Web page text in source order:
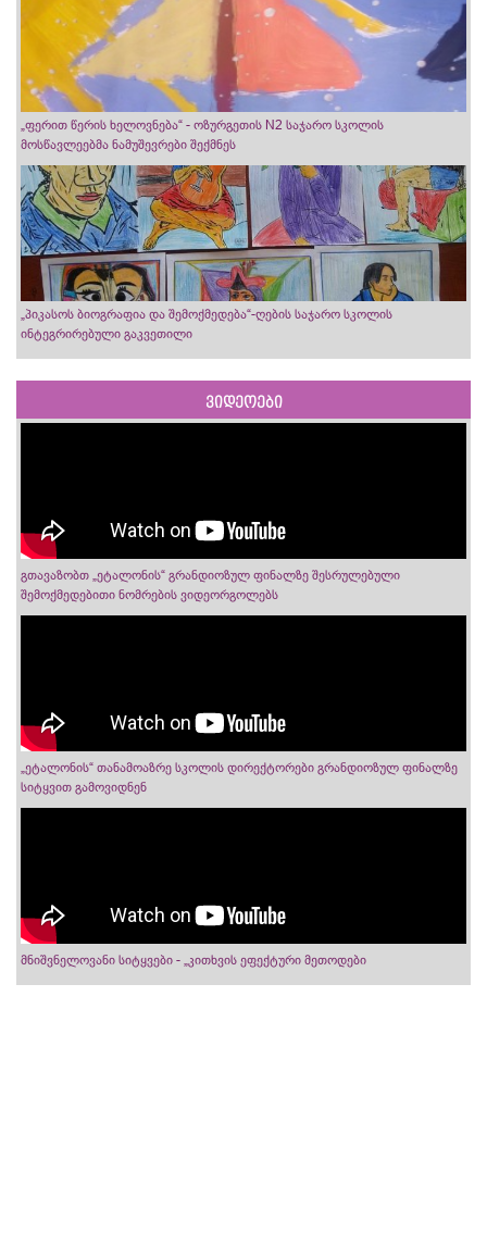
„ფერით წერის ხელოვნება“ - ოზურგეთის N2 საჯარო სკოლის
მოსწავლეებმა ნამუშევრები შექმნეს
„პიკასოს ბიოგრაფია და შემოქმედება“-ღების საჯარო სკოლის
ინტეგრირებული გაკვეთილი
ვიდეოები
გთავაზობთ „ეტალონის“ გრანდიოზულ ფინალზე შესრულებული
შემოქმედებითი ნომრების ვიდეორგოლებს
„ეტალონის“ თანამოაზრე სკოლის დირექტორები გრანდიოზულ ფინალზე
სიტყვით გამოვიდნენ
მნიშვნელოვანი სიტყვები - „კითხვის ეფექტური მეთოდები